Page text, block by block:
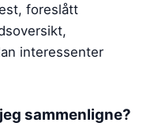
foreslått
interessenter
sammenligne?